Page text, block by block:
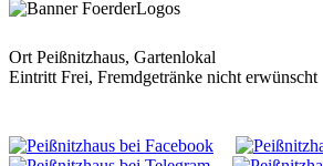
Ort Peißnitzhaus, Gartenlokal
Eintritt Frei, Fremdgetränke nicht erwünscht